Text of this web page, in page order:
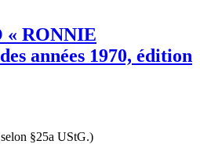
« RONNIE
années 1970, édition
§25a UStG.)